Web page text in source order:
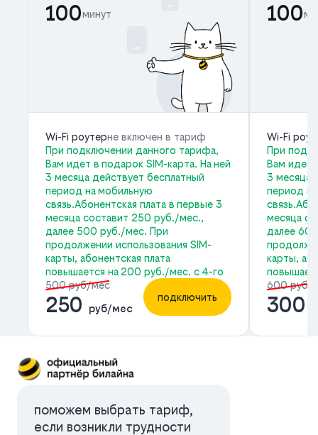
100минут
Wi-Fi роутерне включен в тариф
При подключении данного тарифа,
Вам идет в подарок SIM-карта. На ней
3 месяца действует бесплатный
период на мобильную
связь.Абонентская плата в первые 3
месяца составит 250 руб./мес.,
далее 500 руб./мес. При
продолжении использования SIM-
карты, абонентская плата
повышается на 200 руб./мес. с 4-го
500 руб/мес
250 руб/мес
подключить
100
Wi-Fi
При
Вам идет
3 месяца
период
месяца
далее
карты,
600 руб/
300
поможем выбрать тариф,
если возникли трудности